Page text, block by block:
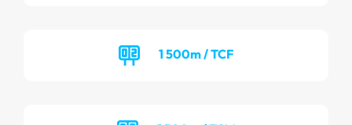
1 500m / TCF